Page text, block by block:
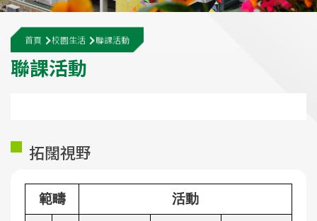
導
航
連
首頁 校園生活 聯課活動
聯課活動
拓闊視野
範疇 活動